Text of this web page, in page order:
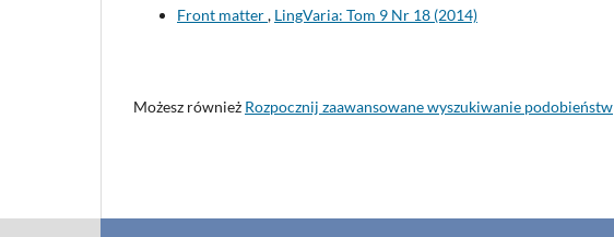
Front matter, LingVaria: Tom 9 Nr 18 (2014)
Możesz również Rozpocznij zaawansowane wyszukiwanie podobieństw